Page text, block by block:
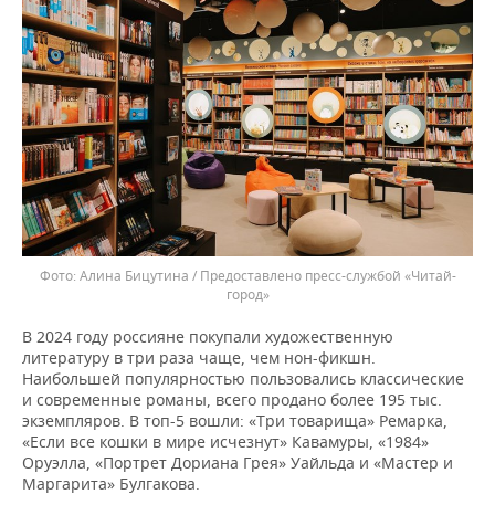
Алина Бицутина / Предоставлено пресс-службой «Читай-
город»
В 2024 году россияне покупали художественную
литературу в три раза чаще, чем нон-фикшн.
Наибольшей популярностью пользовались классические
и современные романы, всего продано более 195 тыс.
экземпляров. В топ-5 вошли: «Три товарища» Ремарка,
«Если все кошки в мире исчезнут» Кавамуры, «1984»
Оруэлла, «Портрет Дориана Грея» Уайльда и «Мастер и
Маргарита» Булгакова.